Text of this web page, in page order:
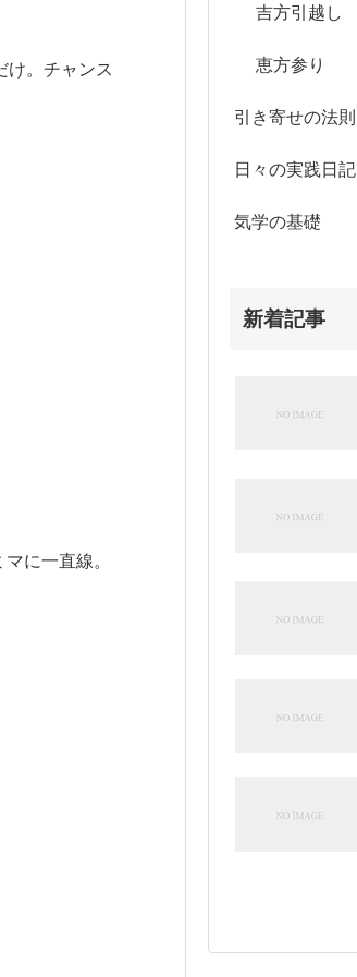
け。チャンス
に一直線。
吉方引越し
恵方参り
引き寄せの法則
日々の実践日記
気学の基礎
新着記事